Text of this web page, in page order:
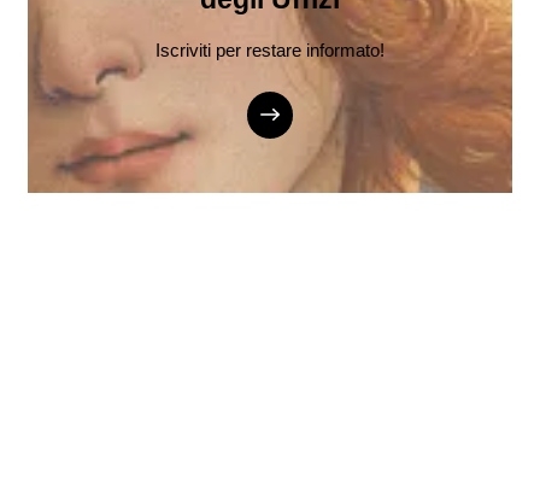
Iscriviti per restare informato!